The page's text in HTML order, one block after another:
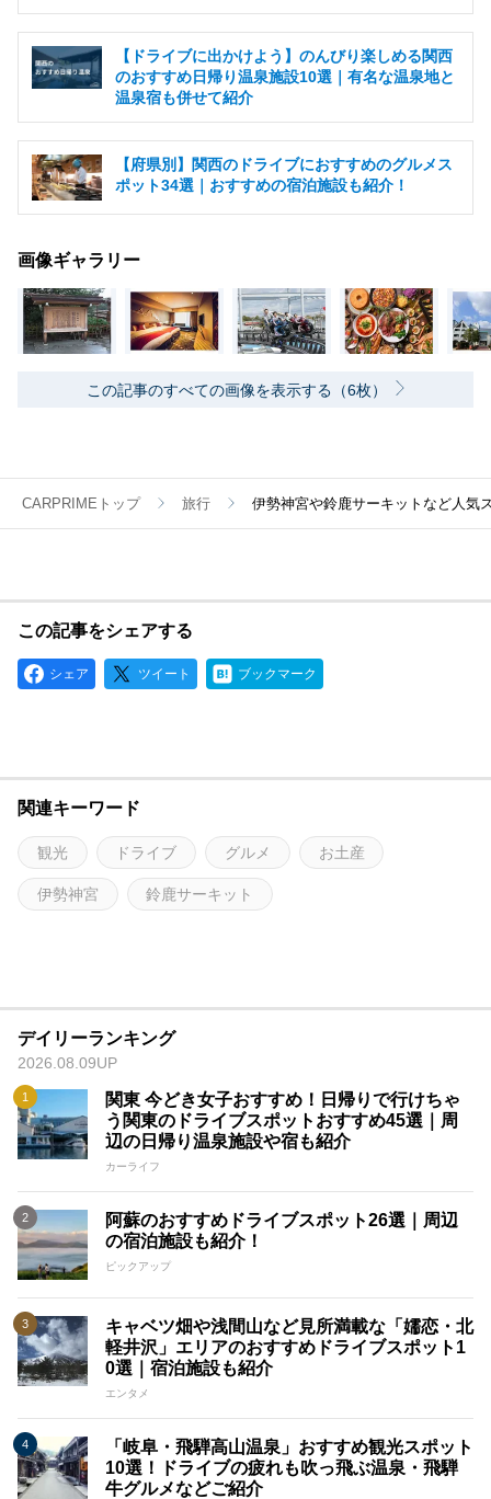
【ドライブに出かけよう】のんびり楽しめる関西
のおすすめ日帰り温泉施設10選｜有名な温泉地と
温泉宿も併せて紹介
【府県別】関西のドライブにおすすめのグルメス
ポット34選｜おすすめの宿泊施設も紹介！
画像ギャラリー
この記事のすべての画像を表示する（6枚）
CARPRIMEトップ 旅行 伊勢神宮や鈴鹿サーキットなど人気
この記事をシェアする
シェア ツイート ブックマーク
関連キーワード
観光 ドライブ グルメ お土産
伊勢神宮 鈴鹿サーキット
デイリーランキング
2026.08.09UP
関東 今どき女子おすすめ！日帰りで行けちゃ
う関東のドライブスポットおすすめ45選｜周
辺の日帰り温泉施設や宿も紹介
カーライフ
阿蘇のおすすめドライブスポット26選｜周辺
の宿泊施設も紹介！
ピックアップ
キャベツ畑や浅間山など見所満載な「嬬恋・北
軽井沢」エリアのおすすめドライブスポット1
0選｜宿泊施設も紹介
エンタメ
「岐阜・飛騨高山温泉」おすすめ観光スポット
10選！ドライブの疲れも吹っ飛ぶ温泉・飛騨
牛グルメなどご紹介